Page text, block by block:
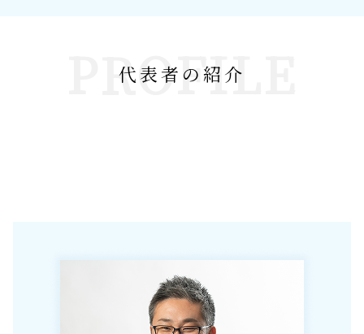
PROFILE
代表者の紹介